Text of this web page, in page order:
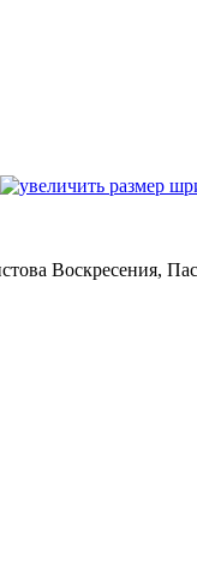
Воскресения,